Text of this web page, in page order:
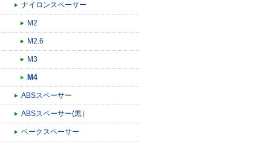
ナイロンスペーサー
M2
M2.6
M3
M4
ABSスペーサー
ABSスペーサー(黒）
ベークスペーサー